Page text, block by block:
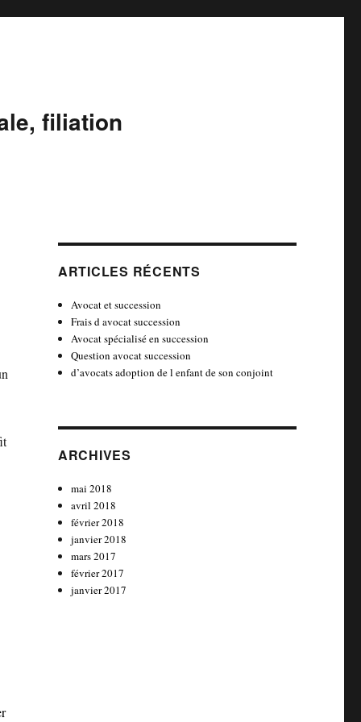
filiation
ARTICLES RÉCENTS
Avocat et succession
Frais d avocat succession
Avocat spécialisé en succession
Question avocat succession
d’avocats adoption de l enfant de son conjoint
ARCHIVES
mai 2018
avril 2018
février 2018
janvier 2018
mars 2017
février 2017
janvier 2017